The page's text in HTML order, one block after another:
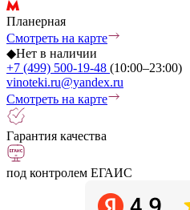
Планерная
Смотреть на карте
◆Нет в наличии
+7 (499) 500-19-48 (10:00–23:00)
vinoteki.ru@yandex.ru
Смотреть на карте
Гарантия качества
под контролем ЕГАИС